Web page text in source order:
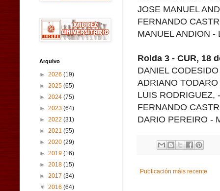
JOSE MANUEL
FERNANDO
MANUEL ANDION
Rolda 3 - CUR, 18
DANIEL CODESIDO
ADRIANO TODARO
LUIS RODRIGUEZ,
FERNANDO
DARIO PEREIRO -
Publicación máis recente
Arquivo
► 2026 (19)
► 2025 (65)
► 2024 (75)
► 2023 (64)
► 2022 (31)
► 2021 (55)
► 2020 (29)
► 2019 (16)
► 2018 (15)
► 2017 (34)
▼ 2016 (64)